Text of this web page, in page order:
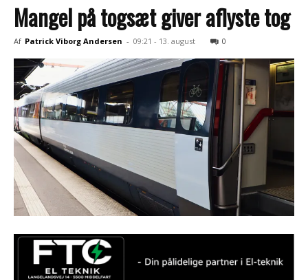
Mangel på togsæt giver aflyste tog
Af Patrick Viborg Andersen - 09:21 - 13. august 0